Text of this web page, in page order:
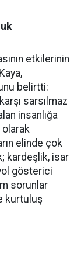
etkilerinin
belirtti:
sarsılmaz
insanlığa
olarak
elinde çok
kardeşlik, isar
gösterici
sorunlar
kurtuluş